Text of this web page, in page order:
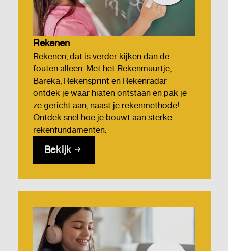
Rekenen
Rekenen, dat is verder kijken dan de
fouten alleen. Met het Rekenmuurtje,
Bareka, Rekensprint en Rekenradar
ontdek je waar hiaten ontstaan en pak je
ze gericht aan, naast je rekenmethode!
Ontdek snel hoe je bouwt aan sterke
rekenfundamenten.
Bekijk